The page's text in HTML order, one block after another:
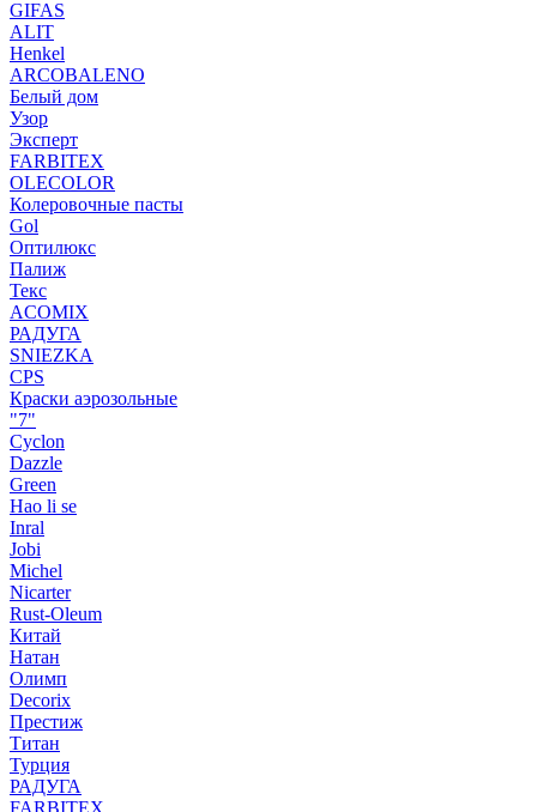
GIFAS
ALIT
Henkel
ARCOBALENO
Белый дом
Узор
Эксперт
FARBITEX
OLECOLOR
Колеровочные пасты
Gol
Оптилюкс
Палиж
Текс
ACOMIX
РАДУГА
SNIEZKA
CPS
Краски аэрозольные
"7"
Cyclon
Dazzle
Green
Hao li se
Inral
Jobi
Michel
Nicarter
Rust-Oleum
Китай
Натан
Олимп
Decorix
Престиж
Титан
Турция
РАДУГА
FARBITEX